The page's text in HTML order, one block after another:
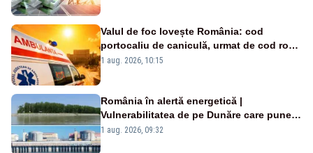
Valul de foc lovește România: cod
portocaliu de caniculă, urmat de cod roșu
duminică. Temperaturile urcă spre 40°C
1 aug. 2026, 10:15
România în alertă energetică |
Vulnerabilitatea de pe Dunăre care pune
în pericol Centrala Cernavodă era
1 aug. 2026, 09:32